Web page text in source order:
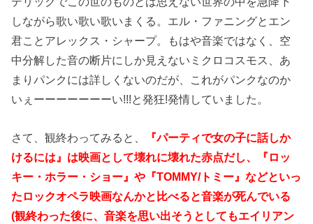
しながら歌い歌い歌いまくる。エル・ファニングとエン
君ことアレックス・シャープ。もはや音楽ではなく、空
中分解した音の断片にしか見えないミクロコスモス、あ
まりパンクには詳しくないのだが、これがパンクなのか
いぇーーーーーーーい!!!と発狂!発情していました。
さて、観終わってみると、
『パーティで女の子に話しか
けるには』は映画として壊れに壊れた赤点だし、『ロッ
キー・ホラー・ショー』や『TOMMY/トミー』などといっ
たロックオペラ映画なんかと比べると音楽が死んでいる
(観終わった後に、音楽を思い出そうとしてもエイリアン